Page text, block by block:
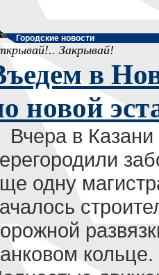
Городские новости
Закрывай!
в
новой
Вчера в Казани
одну
кольце.